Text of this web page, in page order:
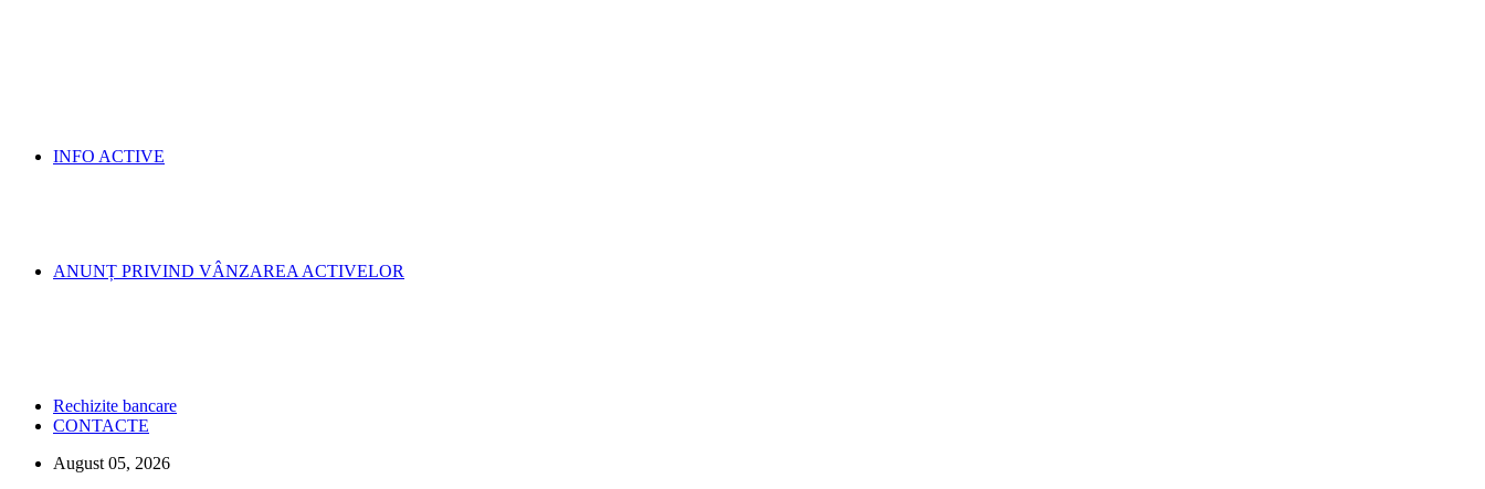
INFO ACTIVE
ANUNȚ PRIVIND VÂNZAREA ACTIVELOR
Rechizite bancare
CONTACTE
August 05, 2026